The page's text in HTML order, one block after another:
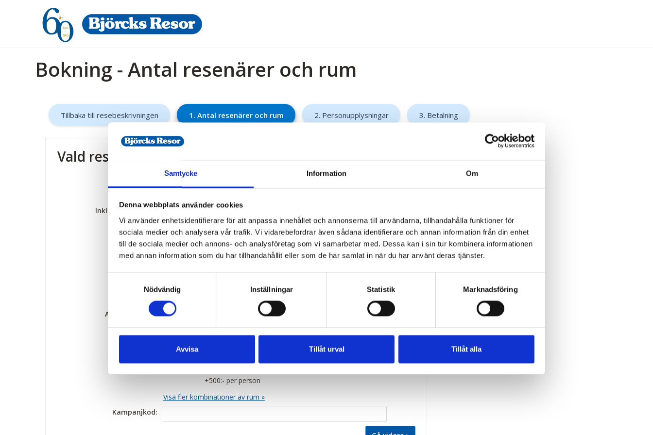
Samtycke Information Om
Denna webbplats använder cookies
Vi använder enhetsidentifierare för att anpassa innehållet och annonserna till användarna, tillhandahålla funktioner för
sociala medier och analysera vår trafik. Vi vidarebefordrar även sådana identifierare och annan information från din enhet
till de sociala medier och annons- och analysföretag som vi samarbetar med. Dessa kan i sin tur kombinera informationen
med annan information som du har tillhandahållit eller som de har samlat in när du har använt deras tjänster.
Nödvändig
Inställningar Statistik Marknadsföring
Avvisa Tillåt urval Tillåt alla
Bokning - Antal resenärer och rum
Tillbaka till resebeskrivningen 1. Antal resenärer och rum 2. Personupplysningar 3. Betalning
Vald resa
Inkluderat i resan:
Bussresa, Boende med del i tvåbäddsrum på Clarion Hotel Örebro.
Tvårätters middag med kaffe på hotellet. Frukostbuffé, Biljett till "Hjalmars
Lyckopiller" på Bruksteatern i Brevens bruk. *
* På resor med kvällsföreställning ingår även nattmacka med kaffe/te när vi
3 195:-
Antal personer:
Rum:
1 x Dubbelrum
+500:- per person
Visa fler kombinationer av rum »
Kampanjkod: